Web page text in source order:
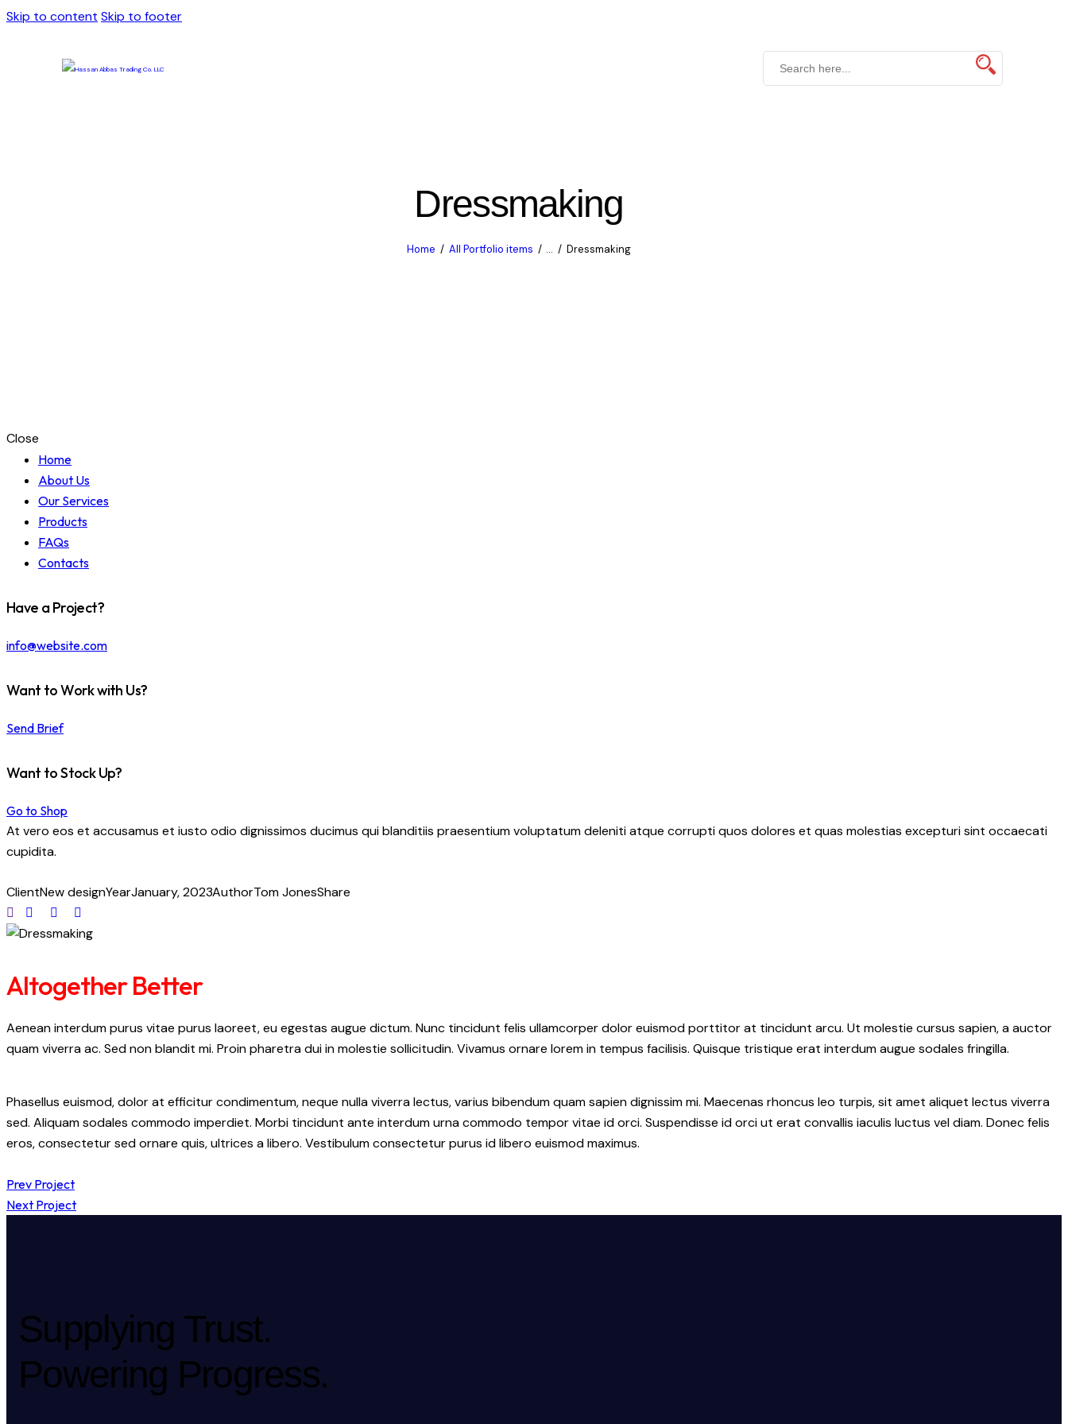
Skip to content Skip to footer
Dressmaking
Home All Portfolio items ... Dressmaking
Close
Home
About Us
Our Services
Products
FAQs
Contacts
Have a Project?
info@website.com
Want to Work with Us?
Send Brief
Want to Stock Up?
Go to Shop
At vero eos et accusamus et iusto odio dignissimos ducimus qui blanditiis praesentium voluptatum deleniti atque corrupti quos dolores et quas molestias excepturi sint occaecati
cupidita.
ClientNew designYearJanuary, 2023AuthorTom JonesShare
Altogether Better
Aenean interdum purus vitae purus laoreet, eu egestas augue dictum. Nunc tincidunt felis ullamcorper dolor euismod porttitor at tincidunt arcu. Ut molestie cursus sapien, a auctor
quam viverra ac. Sed non blandit mi. Proin pharetra dui in molestie sollicitudin. Vivamus ornare lorem in tempus facilisis. Quisque tristique erat interdum augue sodales fringilla.
Phasellus euismod, dolor at efficitur condimentum, neque nulla viverra lectus, varius bibendum quam sapien dignissim mi. Maecenas rhoncus leo turpis, sit amet aliquet lectus viverra
sed. Aliquam sodales commodo imperdiet. Morbi tincidunt ante interdum urna commodo tempor vitae id orci. Suspendisse id orci ut erat convallis iaculis luctus vel diam. Donec felis
eros, consectetur sed ornare quis, ultrices a libero. Vestibulum consectetur purus id libero euismod maximus.
Prev Project
Next Project
Supplying Trust.
Powering Progress.